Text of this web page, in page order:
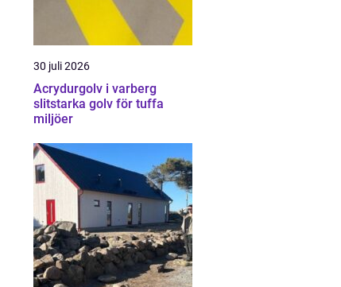
30 juli 2026
Acrydurgolv i varberg
slitstarka golv för tuffa
miljöer